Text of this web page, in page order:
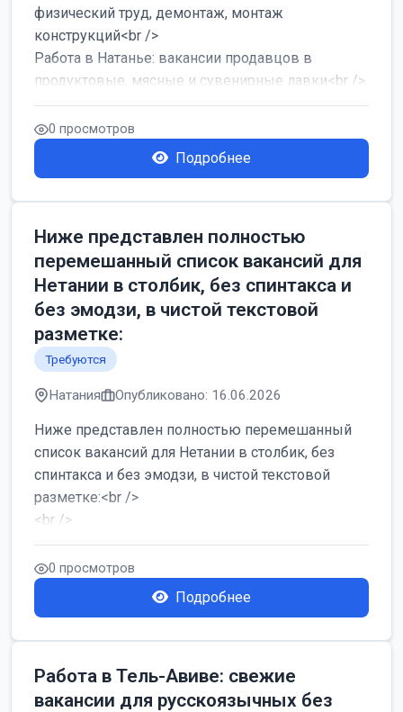
физический труд, демонтаж, монтаж
конструкций<br />
Работа в Натанье: вакансии продавцов в
продуктовые, мясные и сувенирные лавки<br />
Разнорабочий на сборку м...
0 просмотров
Подробнее
Ниже представлен полностью
перемешанный список вакансий для
Нетании в столбик, без спинтакса и
без эмодзи, в чистой текстовой
разметке:
Требуются
Натания Опубликовано: 16.06.2026
Ниже представлен полностью перемешанный
список вакансий для Нетании в столбик, без
спинтакса и без эмодзи, в чистой текстовой
разметке:<br />
<br />
Работа в Нетании на мебельном производстве:
требу...
0 просмотров
Подробнее
Работа в Тель-Авиве: свежие
вакансии для русскоязычных без